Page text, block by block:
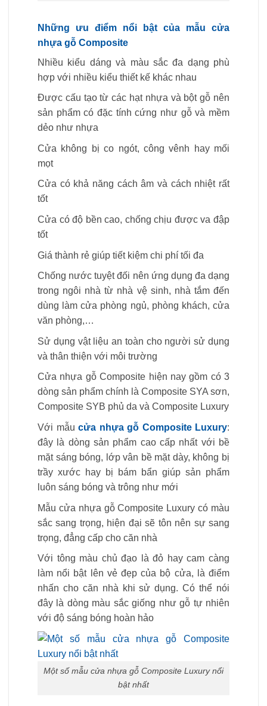
Những ưu điểm nổi bật của mẫu cửa
nhựa gỗ Composite
Nhiều kiểu dáng và màu sắc đa dạng phù
hợp với nhiều kiểu thiết kế khác nhau
Được cấu tạo từ các hạt nhựa và bột gỗ nên
sản phẩm có đặc tính cứng như gỗ và mềm
dẻo như nhựa
Cửa không bị co ngót, công vênh hay mối
mọt
Cửa có khả năng cách âm và cách nhiệt rất
tốt
Cửa có độ bền cao, chống chịu được va đập
tốt
Giá thành rẻ giúp tiết kiệm chi phí tối đa
Chống nước tuyệt đối nên ứng dụng đa dạng
trong ngôi nhà từ nhà vệ sinh, nhà tắm đến
dùng làm cửa phòng ngủ, phòng khách, cửa
văn phòng,…
Sử dụng vật liệu an toàn cho người sử dụng
và thân thiện với môi trường
Cửa nhựa gỗ Composite hiện nay gồm có 3
dòng sản phẩm chính là Composite SYA sơn,
Composite SYB phủ da và Composite Luxury
Với mẫu cửa nhựa gỗ Composite Luxury:
đây là dòng sản phẩm cao cấp nhất với bề
mặt sáng bóng, lớp vân bề mặt dày, không bị
trầy xước hay bị bám bẩn giúp sản phẩm
luôn sáng bóng và trông như mới
Mẫu cửa nhựa gỗ Composite Luxury có màu
sắc sang trọng, hiện đại sẽ tôn nên sự sang
trọng, đẳng cấp cho căn nhà
Với tông màu chủ đạo là đỏ hay cam càng
làm nổi bật lên vẻ đẹp của bộ cửa, là điểm
nhấn cho căn nhà khi sử dụng. Có thể nói
đây là dòng màu sắc giống như gỗ tự nhiên
với độ sáng bóng hoàn hảo
Một số mẫu cửa nhựa gỗ Composite Luxury nổi
bật nhất